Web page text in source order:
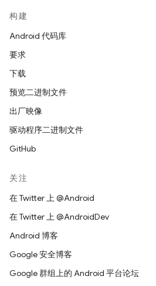
构建
Android 代码库
要求
下载
预览二进制文件
出厂映像
驱动程序二进制文件
GitHub
关注
在 Twitter 上 @Android
在 Twitter 上 @AndroidDev
Android 博客
Google 安全博客
Google 群组上的 Android 平台论坛